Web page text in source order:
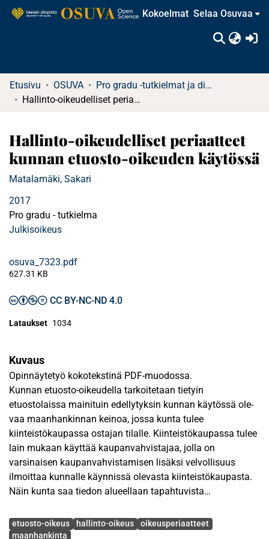
Kokoelmat Selaa Osuvaa
Etusivu OSUVA
Pro gradu -tutkielmat ja diplomityöt
Hallinto-oikeudelliset periaatteet kunnan etuosto-oikeuden käytössä
Hallinto-oikeudelliset periaatteet
kunnan etuosto-oikeuden käytössä
Matalamäki, Sakari
2017
Pro gradu - tutkielma
Julkisoikeus
osuva_7323.pdf
627.31 KB
CC BY-NC-ND 4.0
Lataukset 1034
Kuvaus
Opinnäytetyö kokotekstinä PDF-muodossa.
Kunnan etuosto-oikeudella tarkoitetaan tietyin
etuostolaissa mainituin edellytyksin kunnan käytössä ole-
vaa maanhankinnan keinoa, jossa kunta tulee
kiinteistökaupassa ostajan tilalle. Kiinteistökaupassa tulee
lain mukaan käyttää kaupanvahvistajaa, jolla on
varsinaisen kaupanvahvistamisen lisäksi velvollisuus
ilmoittaa kunnalle käynnissä olevasta kiinteistökaupasta.
Näin kunta saa tiedon alueellaan tapahtuvista
täyttyessä käyttää kauppaan etuosto-oikeutta. Etuosto-
oikeuden käyttö siis tapahtuu ennen lainhuudon saamista.
Avainsanat
etuosto-oikeus hallinto-oikeus
oikeusperiaatteet
maanhankinta